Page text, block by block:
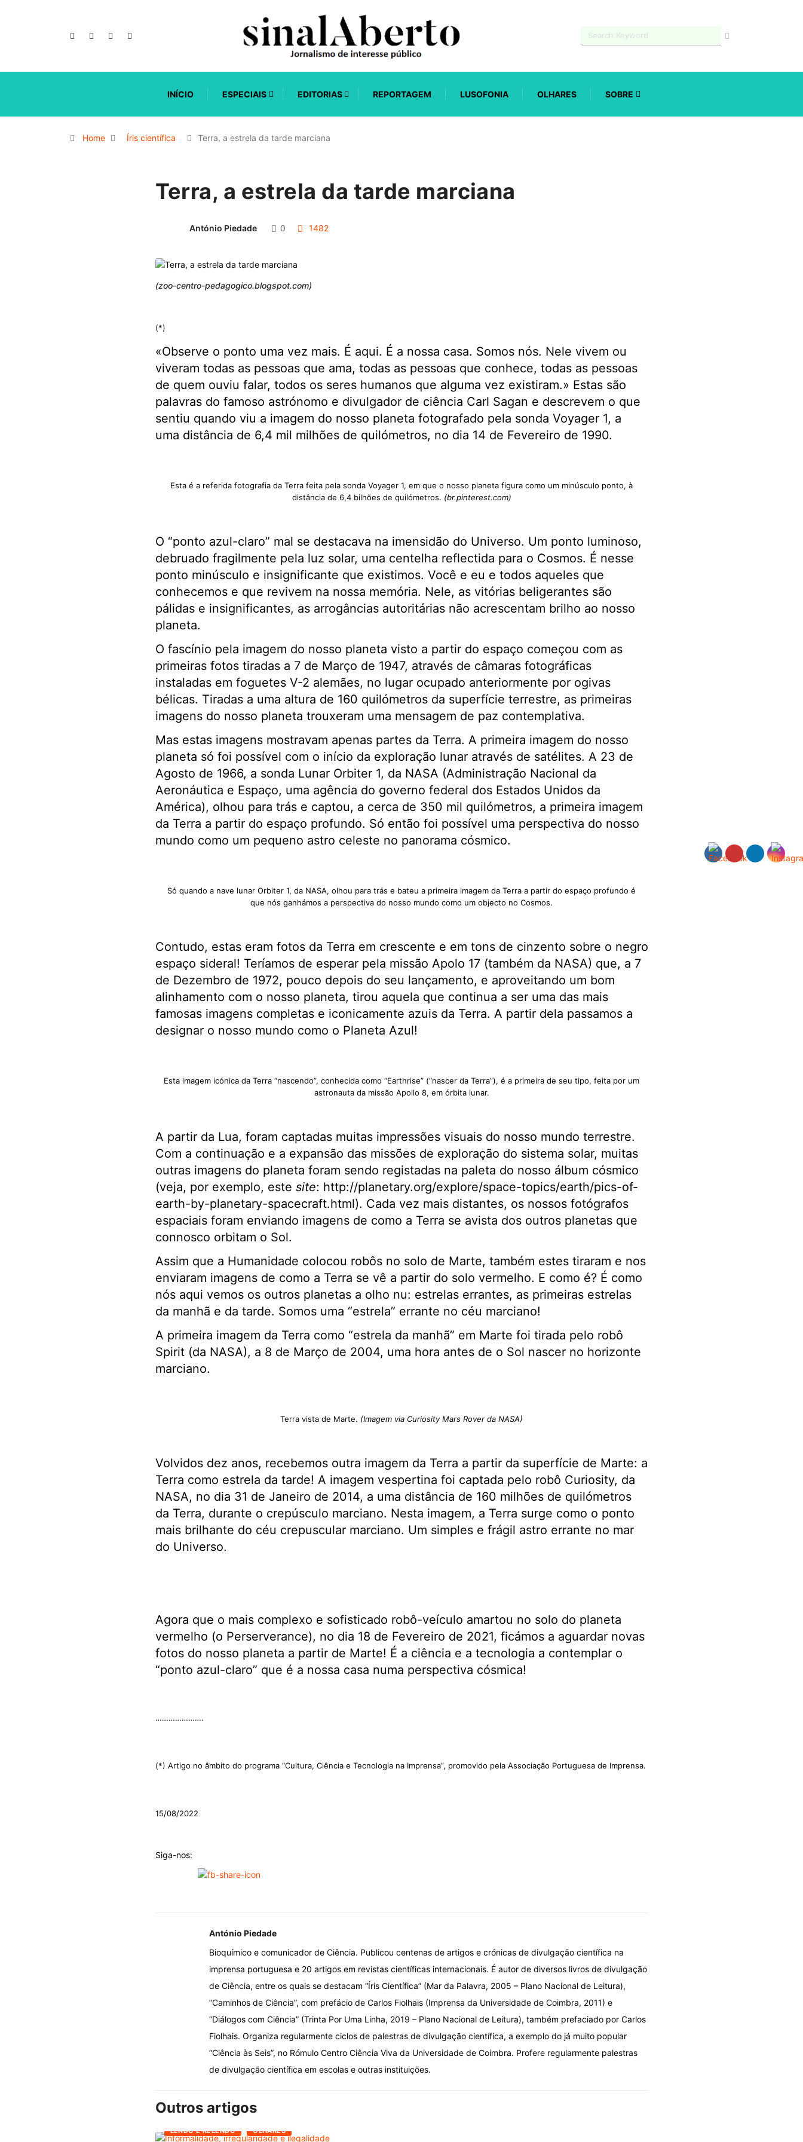
INÍCIO ESPECIAIS EDITORIAS REPORTAGEM LUSOFONIA OLHARES SOBRE
Home Íris científica Terra, a estrela da tarde marciana
Terra, a estrela da tarde marciana
António Piedade 0 1482
(zoo-centro-pedagogico.blogspot.com)
(*)
«Observe o ponto uma vez mais. É aqui. É a nossa casa. Somos nós. Nele vivem ou
viveram todas as pessoas que ama, todas as pessoas que conhece, todas as pessoas
de quem ouviu falar, todos os seres humanos que alguma vez existiram.» Estas são
palavras do famoso astrónomo e divulgador de ciência Carl Sagan e descrevem o que
sentiu quando viu a imagem do nosso planeta fotografado pela sonda Voyager 1, a
uma distância de 6,4 mil milhões de quilómetros, no dia 14 de Fevereiro de 1990.
Esta é a referida fotografia da Terra feita pela sonda Voyager 1, em que o nosso planeta figura como um minúsculo ponto, à
distância de 6,4 bilhões de quilómetros. (br.pinterest.com)
O “ponto azul-claro” mal se destacava na imensidão do Universo. Um ponto luminoso,
debruado fragilmente pela luz solar, uma centelha reflectida para o Cosmos. É nesse
ponto minúsculo e insignificante que existimos. Você e eu e todos aqueles que
conhecemos e que revivem na nossa memória. Nele, as vitórias beligerantes são
pálidas e insignificantes, as arrogâncias autoritárias não acrescentam brilho ao nosso
planeta.
O fascínio pela imagem do nosso planeta visto a partir do espaço começou com as
primeiras fotos tiradas a 7 de Março de 1947, através de câmaras fotográficas
instaladas em foguetes V-2 alemães, no lugar ocupado anteriormente por ogivas
bélicas. Tiradas a uma altura de 160 quilómetros da superfície terrestre, as primeiras
imagens do nosso planeta trouxeram uma mensagem de paz contemplativa.
Mas estas imagens mostravam apenas partes da Terra. A primeira imagem do nosso
planeta só foi possível com o início da exploração lunar através de satélites. A 23 de
Agosto de 1966, a sonda Lunar Orbiter 1, da NASA (Administração Nacional da
Aeronáutica e Espaço, uma agência do governo federal dos Estados Unidos da
América), olhou para trás e captou, a cerca de 350 mil quilómetros, a primeira imagem
da Terra a partir do espaço profundo. Só então foi possível uma perspectiva do nosso
mundo como um pequeno astro celeste no panorama cósmico.
Só quando a nave lunar Orbiter 1, da NASA, olhou para trás e bateu a primeira imagem da Terra a partir do espaço profundo é
que nós ganhámos a perspectiva do nosso mundo como um objecto no Cosmos.
Contudo, estas eram fotos da Terra em crescente e em tons de cinzento sobre o negro
espaço sideral! Teríamos de esperar pela missão Apolo 17 (também da NASA) que, a 7
de Dezembro de 1972, pouco depois do seu lançamento, e aproveitando um bom
alinhamento com o nosso planeta, tirou aquela que continua a ser uma das mais
famosas imagens completas e iconicamente azuis da Terra. A partir dela passamos a
designar o nosso mundo como o Planeta Azul!
Esta imagem icónica da Terra “nascendo”, conhecida como “Earthrise” (“nascer da Terra”), é a primeira de seu tipo, feita por um
astronauta da missão Apollo 8, em órbita lunar.
A partir da Lua, foram captadas muitas impressões visuais do nosso mundo terrestre.
Com a continuação e a expansão das missões de exploração do sistema solar, muitas
outras imagens do planeta foram sendo registadas na paleta do nosso álbum cósmico
(veja, por exemplo, este site: http://planetary.org/explore/space-topics/earth/pics-of-
earth-by-planetary-spacecraft.html). Cada vez mais distantes, os nossos fotógrafos
espaciais foram enviando imagens de como a Terra se avista dos outros planetas que
connosco orbitam o Sol.
Assim que a Humanidade colocou robôs no solo de Marte, também estes tiraram e nos
enviaram imagens de como a Terra se vê a partir do solo vermelho. E como é? É como
nós aqui vemos os outros planetas a olho nu: estrelas errantes, as primeiras estrelas
da manhã e da tarde. Somos uma “estrela” errante no céu marciano!
A primeira imagem da Terra como “estrela da manhã” em Marte foi tirada pelo robô
Spirit (da NASA), a 8 de Março de 2004, uma hora antes de o Sol nascer no horizonte
marciano.
Terra vista de Marte. (Imagem via Curiosity Mars Rover da NASA)
Volvidos dez anos, recebemos outra imagem da Terra a partir da superfície de Marte: a
Terra como estrela da tarde! A imagem vespertina foi captada pelo robô Curiosity, da
NASA, no dia 31 de Janeiro de 2014, a uma distância de 160 milhões de quilómetros
da Terra, durante o crepúsculo marciano. Nesta imagem, a Terra surge como o ponto
mais brilhante do céu crepuscular marciano. Um simples e frágil astro errante no mar
do Universo.
Agora que o mais complexo e sofisticado robô-veículo amartou no solo do planeta
vermelho (o Perserverance), no dia 18 de Fevereiro de 2021, ficámos a aguardar novas
fotos do nosso planeta a partir de Marte! É a ciência e a tecnologia a contemplar o
“ponto azul-claro” que é a nossa casa numa perspectiva cósmica!
………………….
(*) Artigo no âmbito do programa “Cultura, Ciência e Tecnologia na Imprensa”, promovido pela Associação Portuguesa de Imprensa.
15/08/2022
Siga-nos:
António Piedade
Bioquímico e comunicador de Ciência. Publicou centenas de artigos e crónicas de divulgação científica na
imprensa portuguesa e 20 artigos em revistas científicas internacionais. É autor de diversos livros de divulgação
de Ciência, entre os quais se destacam “Íris Científica” (Mar da Palavra, 2005 – Plano Nacional de Leitura),
”Caminhos de Ciência”, com prefácio de Carlos Fiolhais (Imprensa da Universidade de Coimbra, 2011) e
“Diálogos com Ciência” (Trinta Por Uma Linha, 2019 – Plano Nacional de Leitura), também prefaciado por Carlos
Fiolhais. Organiza regularmente ciclos de palestras de divulgação científica, a exemplo do já muito popular
“Ciência às Seis”, no Rómulo Centro Ciência Viva da Universidade de Coimbra. Profere regularmente palestras
de divulgação científica em escolas e outras instituições.
Outros artigos
LENDO E RELENDO OLHARES